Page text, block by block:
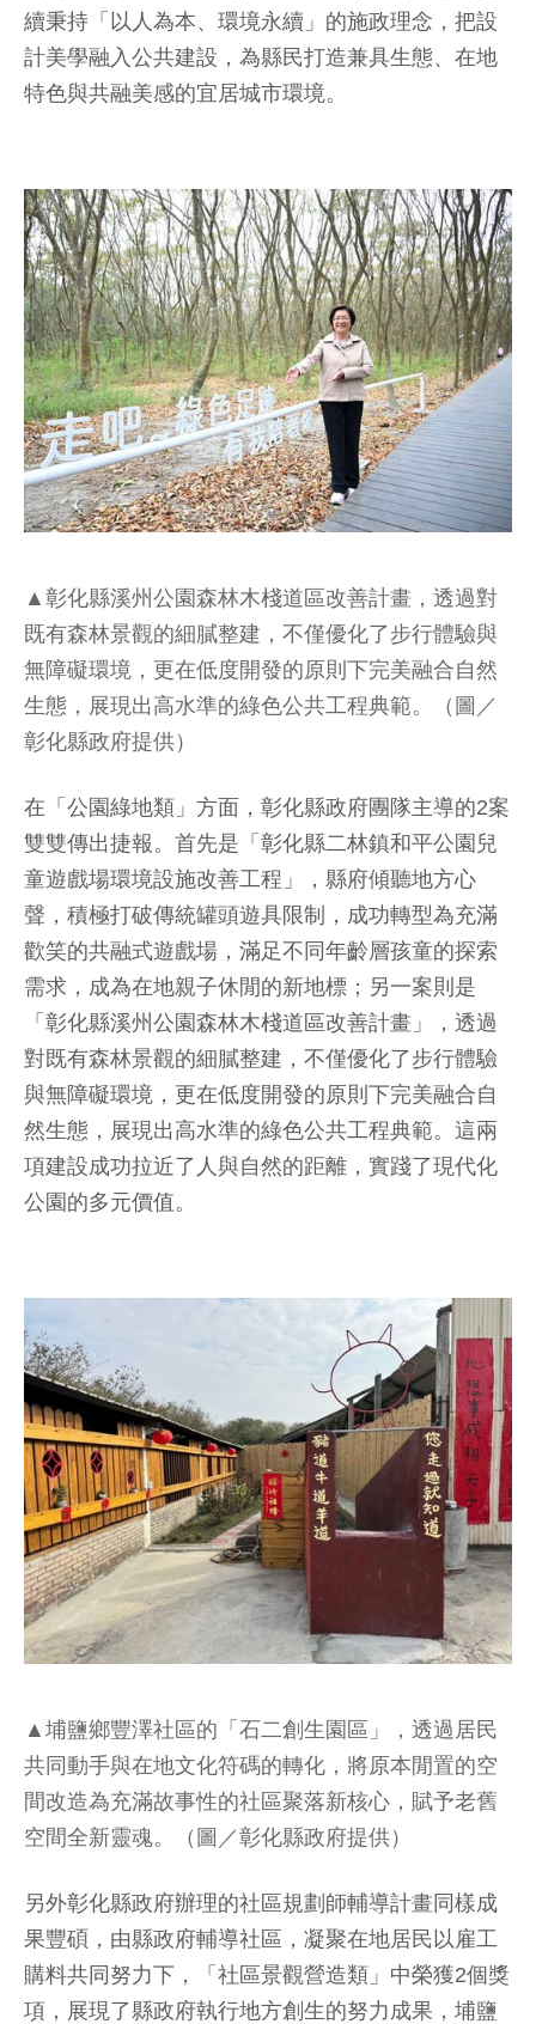
續秉持「以人為本、環境永續」的施政理念，把設
計美學融入公共建設，為縣民打造兼具生態、在地
特色與共融美感的宜居城市環境。
▲彰化縣溪州公園森林木棧道區改善計畫，透過對
既有森林景觀的細膩整建，不僅優化了步行體驗與
無障礙環境，更在低度開發的原則下完美融合自然
生態，展現出高水準的綠色公共工程典範。（圖／
彰化縣政府提供）
在「公園綠地類」方面，彰化縣政府團隊主導的2案
雙雙傳出捷報。首先是「彰化縣二林鎮和平公園兒
童遊戲場環境設施改善工程」，縣府傾聽地方心
聲，積極打破傳統罐頭遊具限制，成功轉型為充滿
歡笑的共融式遊戲場，滿足不同年齡層孩童的探索
需求，成為在地親子休閒的新地標；另一案則是
「彰化縣溪州公園森林木棧道區改善計畫」，透過
對既有森林景觀的細膩整建，不僅優化了步行體驗
與無障礙環境，更在低度開發的原則下完美融合自
然生態，展現出高水準的綠色公共工程典範。這兩
項建設成功拉近了人與自然的距離，實踐了現代化
公園的多元價值。
▲埔鹽鄉豐澤社區的「石二創生園區」，透過居民
共同動手與在地文化符碼的轉化，將原本閒置的空
間改造為充滿故事性的社區聚落新核心，賦予老舊
空間全新靈魂。（圖／彰化縣政府提供）
另外彰化縣政府辦理的社區規劃師輔導計畫同樣成
果豐碩，由縣政府輔導社區，凝聚在地居民以雇工
購料共同努力下，「社區景觀營造類」中榮獲2個獎
項，展現了縣政府執行地方創生的努力成果，埔鹽